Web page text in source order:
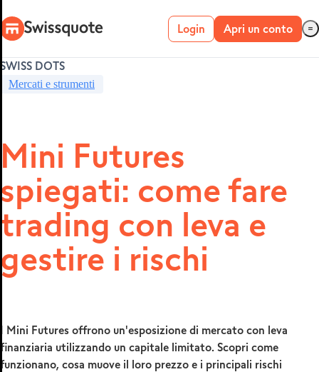
Login
METATRADER 4 E
5
MetaTrader 5
Apri un conto
SWISS DOTS
Mercati e strumenti
Mini Futures
spiegati: come fare
trading con leva e
gestire i rischi
I Mini Futures offrono un'esposizione di mercato con leva
finanziaria utilizzando un capitale limitato. Scopri come
funzionano, cosa muove il loro prezzo e i principali rischi